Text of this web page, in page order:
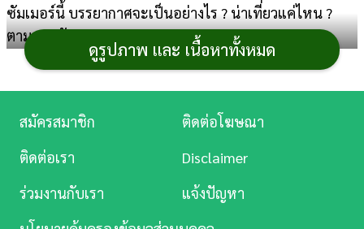
ซัมเมอร์นี้ บรรยากาศจะเป็นอย่างไร ? น่าเที่ยวแค่ไหน ?
ตามมาดูกันเลย
ดูรูปภาพ และ เนื้อหาทั้งหมด
บันเทิง
ดู
Music
สมัครสมาชิก
ติดต่อโฆษณา
ติดต่อเรา
Disclaimer
ร่วมงานกับเรา
แจ้งปัญหา